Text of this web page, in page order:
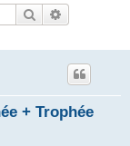
Rechercher
+ Trophée